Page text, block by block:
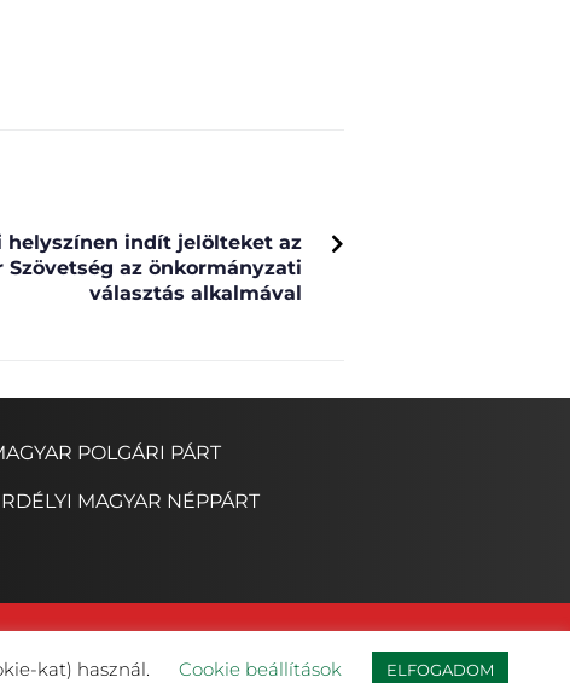
helyszínen indít jelölteket az
Szövetség az önkormányzati
választás alkalmával
POLGÁRI PÁRT
MAGYAR NÉPPÁRT
kat) használ. Cookie beállítások ELFOGADOM